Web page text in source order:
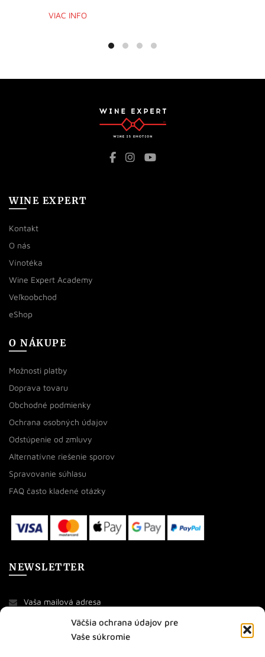
Väčšia ochrana údajov pre
Vaše súkromie
VIAC INFO
WINE EXPERT
Kontakt
O nás
Vínotéka
Wine Expert Academy
Veľkoobchod
eShop
O NÁKUPE
Možnosti platby
Doprava tovaru
Obchodné podmienky
Ochrana osobných údajov
Odstúpenie od zmluvy
Alternatívne riešenie sporov
Spravovanie súhlasu
FAQ často kladené otázky
NEWSLETTER